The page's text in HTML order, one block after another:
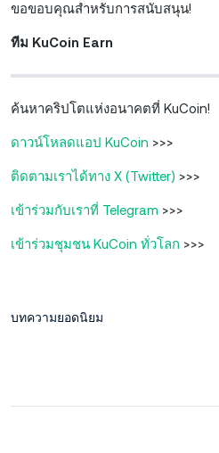
ขอขอบคุณสำหรับการสนับสนุน!
ทีม KuCoin Earn
ค้นหาคริปโตแห่งอนาคตที่ KuCoin!
ดาวน์โหลดแอป KuCoin >>>
ติดตามเราได้ทาง X (Twitter) >>>
เข้าร่วมกับเราที่ Telegram >>>
เข้าร่วมชุมชน KuCoin ทั่วโลก >>>
บทความยอดนิยม